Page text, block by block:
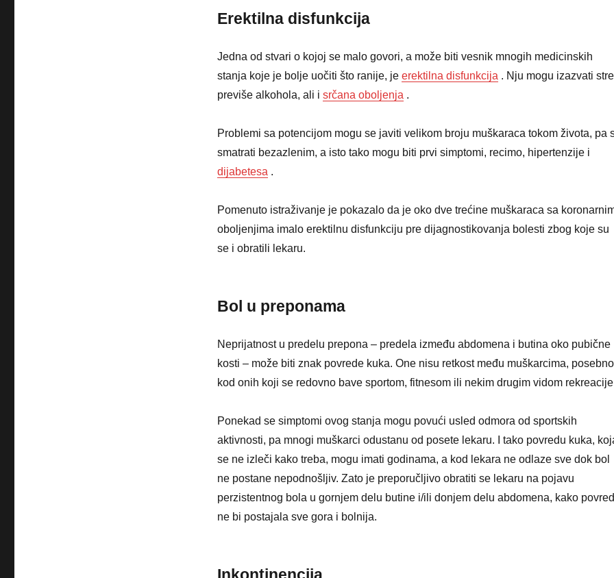
Erektilna disfunkcija
Jedna od stvari o kojoj se malo govori, a može biti vesnik mnogih medicinskih
stanja koje je bolje uočiti što ranije, je erektilna disfunkcija . Nju mogu izazvati
previše alkohola, ali i srčana oboljenja .
Problemi sa potencijom mogu se javiti velikom broju muškaraca tokom života, pa
smatrati bezazlenim, a isto tako mogu biti prvi simptomi, recimo, hipertenzije i
dijabetesa .
Pomenuto istraživanje je pokazalo da je oko dve trećine muškaraca sa
oboljenjima imalo erektilnu disfunkciju pre dijagnostikovanja bolesti zbog koje su
se i obratili lekaru.
Bol u preponama
Neprijatnost u predelu prepona – predela između abdomena i butina oko pubične
kosti – može biti znak povrede kuka. One nisu retkost među muškarcima, posebno
kod onih koji se redovno bave sportom, fitnesom ili nekim drugim vidom
Ponekad se simptomi ovog stanja mogu povući usled odmora od sportskih
aktivnosti, pa mnogi muškarci odustanu od posete lekaru. I tako povredu kuka,
se ne izleči kako treba, mogu imati godinama, a kod lekara ne odlaze sve dok bol
ne postane nepodnošljiv. Zato je preporučljivo obratiti se lekaru na pojavu
perzistentnog bola u gornjem delu butine i/ili donjem delu abdomena, kako
ne bi postajala sve gora i bolnija.